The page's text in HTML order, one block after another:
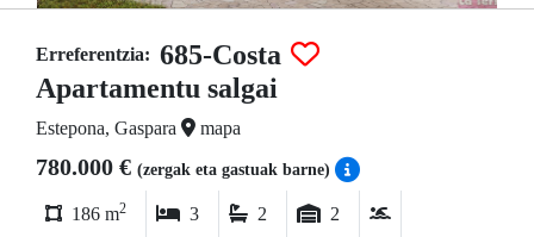
Erreferentzia: 685-Costa
Apartamentu salgai
Estepona, Gaspara mapa
780.000 € (zergak eta gastuak barne)
186 m2 3 2 2